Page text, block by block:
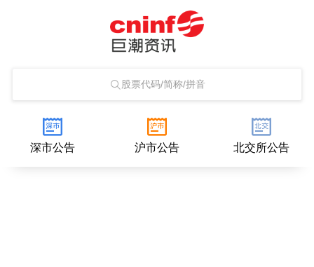
股票代码/简称/拼音
深市公告 沪市公告 北交所公告